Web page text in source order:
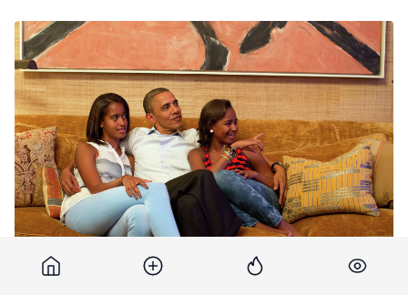
Обама поделился своими соображениями насчет